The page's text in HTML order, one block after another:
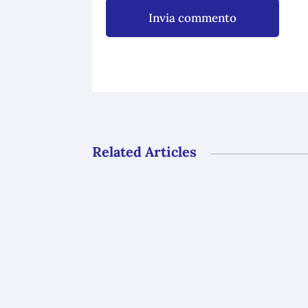
Invia commento
Related Articles